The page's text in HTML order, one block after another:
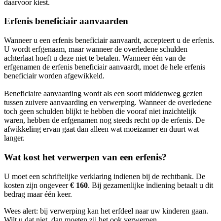
daarvoor kiest.
Erfenis beneficiair aanvaarden
Wanneer u een erfenis beneficiair aanvaardt, accepteert u de erfenis.
U wordt erfgenaam, maar wanneer de overledene schulden
achterlaat hoeft u deze niet te betalen. Wanneer één van de
erfgenamen de erfenis beneficiair aanvaardt, moet de hele erfenis
beneficiair worden afgewikkeld.
Beneficiaire aanvaarding wordt als een soort middenweg gezien
tussen zuivere aanvaarding en verwerping. Wanneer de overledene
toch geen schulden blijkt te hebben die vooraf niet inzichtelijk
waren, hebben de erfgenamen nog steeds recht op de erfenis. De
afwikkeling ervan gaat dan alleen wat moeizamer en duurt wat
langer.
Wat kost het verwerpen van een erfenis?
U moet een schriftelijke verklaring indienen bij de rechtbank. De
kosten zijn ongeveer€ 160. Bij gezamenlijke indiening betaalt u dit
bedrag maar één keer.
Wees alert: bij verwerping kan het erfdeel naar uw kinderen gaan.